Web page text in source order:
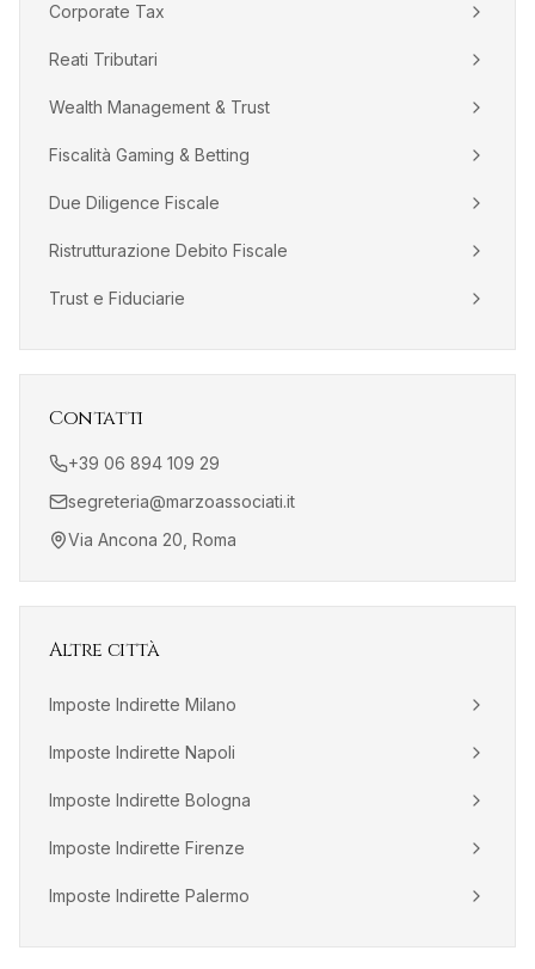
Corporate Tax
Reati Tributari
Wealth Management & Trust
Fiscalità Gaming & Betting
Due Diligence Fiscale
Ristrutturazione Debito Fiscale
Trust e Fiduciarie
Contatti
+39 06 894 109 29
segreteria@marzoassociati.it
Via Ancona 20, Roma
Altre città
Imposte Indirette Milano
Imposte Indirette Napoli
Imposte Indirette Bologna
Imposte Indirette Firenze
Imposte Indirette Palermo